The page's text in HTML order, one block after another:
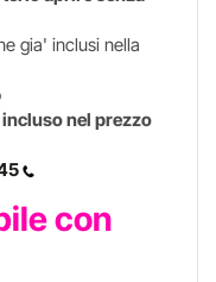
gia' inclusi nella
nel prezzo
con